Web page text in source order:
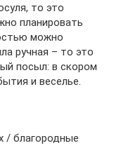
то это
планировать
можно
ручная – то это
посыл: в скором
и веселье.
/ благородные